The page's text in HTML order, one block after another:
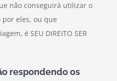
não conseguirá utilizar o
eles, ou que
é SEU DIREITO SER
respondendo os